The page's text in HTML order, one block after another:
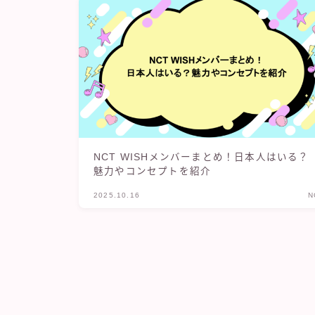
NCT WISHメンバーまとめ！日本人はいる？
魅力やコンセプトを紹介
2025.10.16